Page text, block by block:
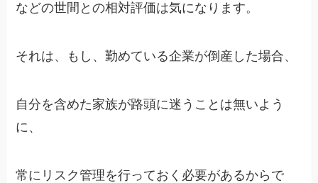
などの世間との相対評価は気になります。
それは、もし、勤めている企業が倒産した場合、
自分を含めた家族が路頭に迷うことは無いよう
に、
常にリスク管理を行っておく必要があるからで